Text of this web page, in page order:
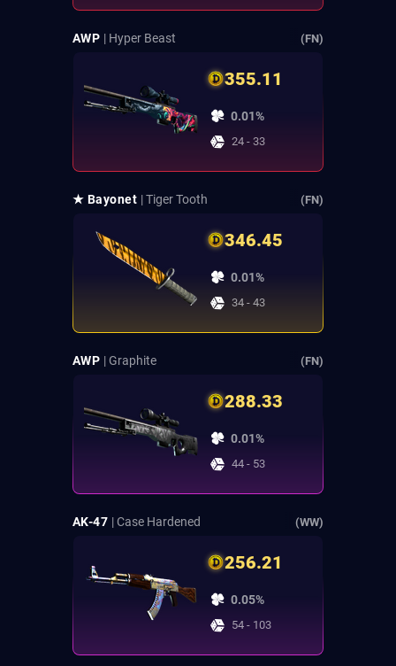
AWP | Hyper Beast (FN)
355.11
0.01%
24 - 33
★ Bayonet | Tiger Tooth (FN)
346.45
0.01%
34 - 43
AWP | Graphite (FN)
288.33
0.01%
44 - 53
AK-47 | Case Hardened (WW)
256.21
0.05%
54 - 103